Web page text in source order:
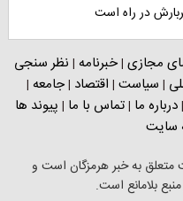
در راه است
مجازی |خبرنامه | نظر سنجی
| سیاست | اقتصاد |جامعه |
|درباره ما |تماس با ما | پیوند ها
سایت
به خبر هرمزگان است و
بلامانع است.